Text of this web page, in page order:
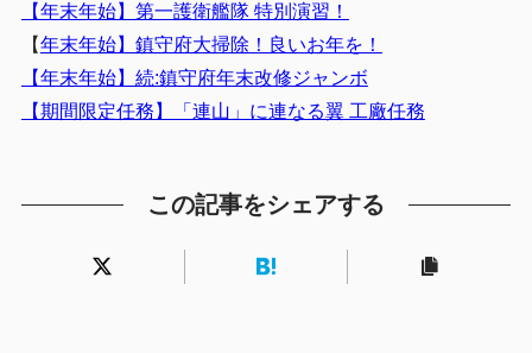
【年末年始】第一護衛艦隊 特別演習！
【年末年始】鎮守府大掃除！良いお年を！
【年末年始】続:鎮守府年末改修ジャンボ
【期間限定任務】「連山」に連なる翼 工廠任務
この記事をシェアする